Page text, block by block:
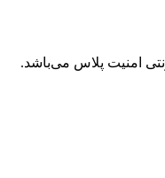
امنیت پلاس می‌باشد.